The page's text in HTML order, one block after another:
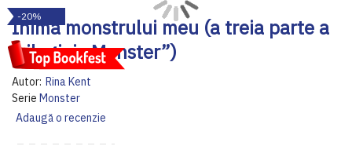
Inima monstrului meu (a treia parte a
trilogiei „Monster”)
Autor: Rina Kent
Serie Monster
Adaugă o recenzie
to
the
end
of
the
images
gallery
-20%